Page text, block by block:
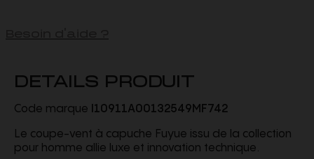
DETAILS PRODUIT
Code marque I10911A00132549MF742
Le coupe-vent à capuche Fuyue issu de la collection
pour homme allie luxe et innovation technique.